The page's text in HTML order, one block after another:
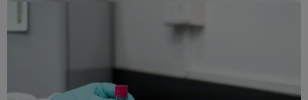
éviter la vente de spiritueux à la jeunesse et prévenir...